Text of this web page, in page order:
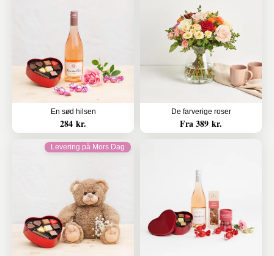
En sød hilsen
284 kr.
De farverige roser
Fra 389 kr.
Levering på Mors Dag